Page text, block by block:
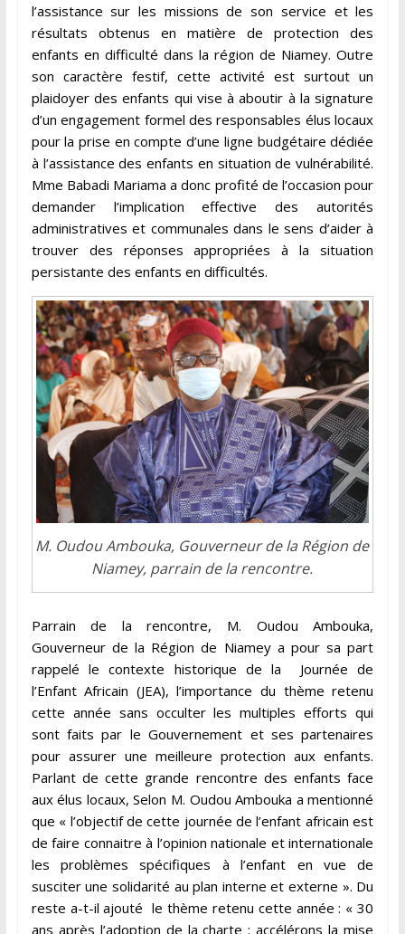
l’assistance sur les missions de son service et les
résultats obtenus en matière de protection des
enfants en difficulté dans la région de Niamey. Outre
son caractère festif, cette activité est surtout un
plaidoyer des enfants qui vise à aboutir à la signature
d’un engagement formel des responsables élus locaux
pour la prise en compte d’une ligne budgétaire dédiée
à l’assistance des enfants en situation de vulnérabilité.
Mme Babadi Mariama a donc profité de l’occasion pour
demander l’implication effective des autorités
administratives et communales dans le sens d’aider à
trouver des réponses appropriées à la situation
persistante des enfants en difficultés.
M. Oudou Ambouka, Gouverneur de la Région de
Niamey, parrain de la rencontre.
Parrain de la rencontre, M. Oudou Ambouka,
Gouverneur de la Région de Niamey a pour sa part
rappelé le contexte historique de la Journée de
l’Enfant Africain (JEA), l’importance du thème retenu
cette année sans occulter les multiples efforts qui
sont faits par le Gouvernement et ses partenaires
pour assurer une meilleure protection aux enfants.
Parlant de cette grande rencontre des enfants face
aux élus locaux, Selon M. Oudou Ambouka a mentionné
que « l’objectif de cette journée de l’enfant africain est
de faire connaitre à l’opinion nationale et internationale
les problèmes spécifiques à l’enfant en vue de
susciter une solidarité au plan interne et externe ». Du
reste a-t-il ajouté le thème retenu cette année : « 30
ans après l’adoption de la charte : accélérons la mise